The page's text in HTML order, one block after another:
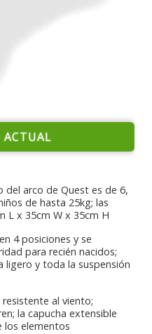
ACTUAL
del arco de Quest es de 6,
de hasta 25kg; las
L x 35cm W x 35cm H
4 posiciones y se
para recién nacidos;
ligero y toda la suspensión
resistente al viento;
la capucha extensible
los elementos